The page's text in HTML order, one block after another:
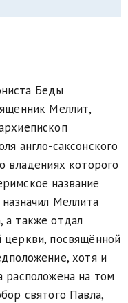
Беды
Меллит,
англо-саксонского
владениях которого
название
Меллита
а также отдал
церкви, посвящённой
хотя и
расположена на том
святого Павла,